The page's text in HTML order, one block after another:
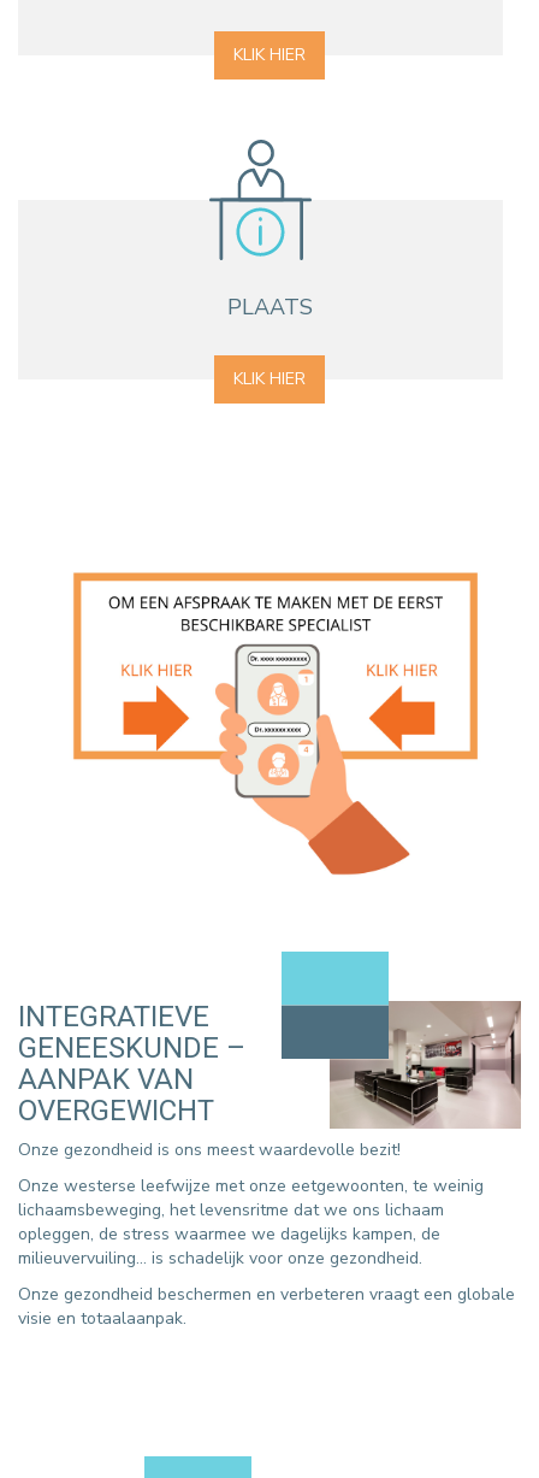
KLIK HIER
PLAATS
KLIK HIER
INTEGRATIEVE
GENEESKUNDE –
AANPAK VAN
OVERGEWICHT
Onze gezondheid is ons meest waardevolle bezit!
Onze westerse leefwijze met onze eetgewoonten, te weinig
lichaamsbeweging, het levensritme dat we ons lichaam
opleggen, de stress waarmee we dagelijks kampen, de
milieuvervuiling… is schadelijk voor onze gezondheid.
Onze gezondheid beschermen en verbeteren vraagt een globale
visie en totaalaanpak.